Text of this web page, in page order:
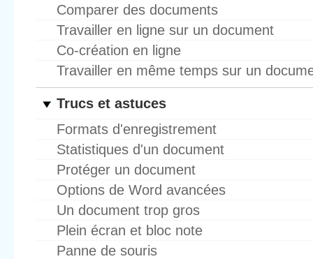
Comparer des documents
Travailler en ligne sur un document
Co-création en ligne
Travailler en même temps sur un
Trucs et astuces
Formats d'enregistrement
Statistiques d'un document
Protéger un document
Options de Word avancées
Un document trop gros
Plein écran et bloc note
Panne de souris